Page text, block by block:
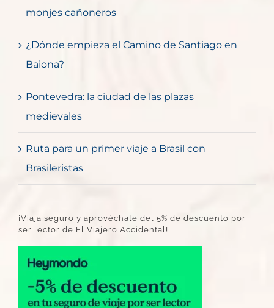
monjes cañoneros
¿Dónde empieza el Camino de Santiago en
Baiona?
Pontevedra: la ciudad de las plazas
medievales
Ruta para un primer viaje a Brasil con
Brasileristas
¡Viaja seguro y aprovéchate del 5% de descuento por
ser lector de El Viajero Accidental!